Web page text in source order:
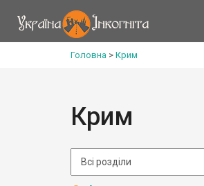
Головна > Крим
Крим